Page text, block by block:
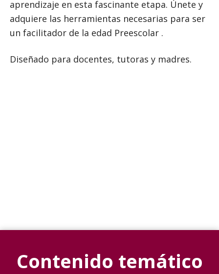
aprendizaje en esta fascinante etapa. Únete y
adquiere las herramientas necesarias para ser
un facilitador de la edad Preescolar .
Diseñado para docentes, tutoras y madres.
Contenido temático